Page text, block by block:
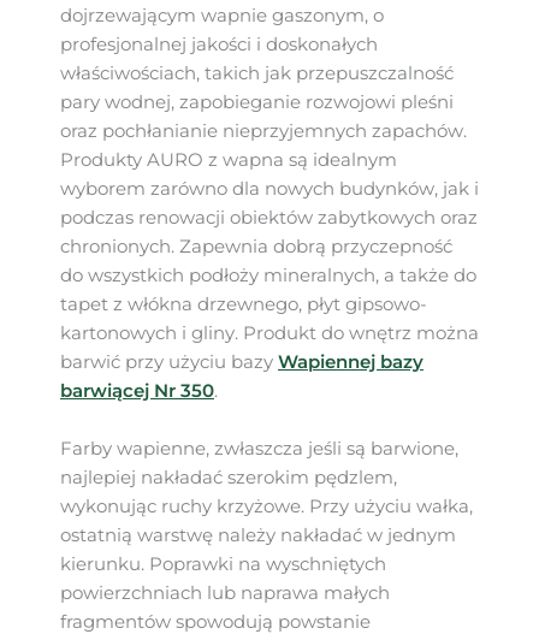
dojrzewającym wapnie gaszonym, o
profesjonalnej jakości i doskonałych
właściwościach, takich jak przepuszczalność
pary wodnej, zapobieganie rozwojowi pleśni
oraz pochłanianie nieprzyjemnych zapachów.
Produkty AURO z wapna są idealnym
wyborem zarówno dla nowych budynków, jak i
podczas renowacji obiektów zabytkowych oraz
chronionych. Zapewnia dobrą przyczepność
do wszystkich podłoży mineralnych, a także do
tapet z włókna drzewnego, płyt gipsowo-
kartonowych i gliny. Produkt do wnętrz można
barwić przy użyciu bazy Wapiennej bazy
barwiącej Nr 350.
Farby wapienne, zwłaszcza jeśli są barwione,
najlepiej nakładać szerokim pędzlem,
wykonując ruchy krzyżowe. Przy użyciu wałka,
ostatnią warstwę należy nakładać w jednym
kierunku. Poprawki na wyschniętych
powierzchniach lub naprawa małych
fragmentów spowodują powstanie